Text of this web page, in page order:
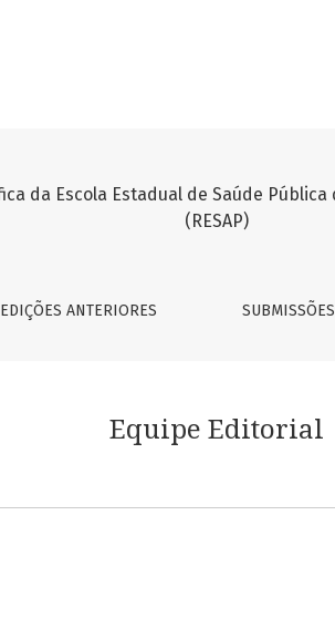
EDIÇÕES ANTERIORES SUBMISSÕES
Equipe Editorial